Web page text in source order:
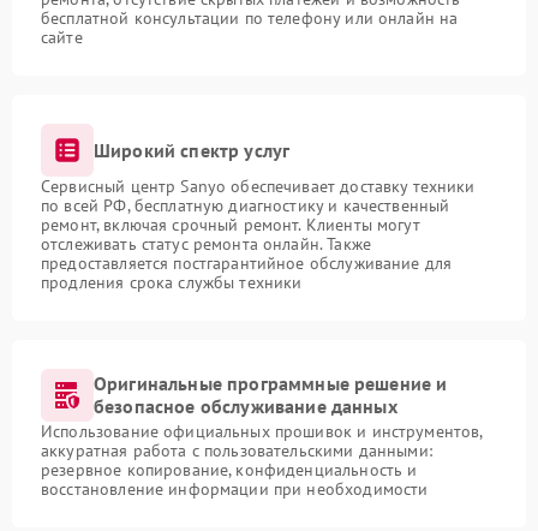
бесплатной консультации по телефону или онлайн на
сайте
Широкий спектр услуг
Сервисный центр Sanyo обеспечивает доставку техники
по всей РФ, бесплатную диагностику и качественный
ремонт, включая срочный ремонт. Клиенты могут
отслеживать статус ремонта онлайн. Также
предоставляется постгарантийное обслуживание для
продления срока службы техники
Оригинальные программные решение и
безопасное обслуживание данных
Использование официальных прошивок и инструментов,
аккуратная работа с пользовательскими данными:
резервное копирование, конфиденциальность и
восстановление информации при необходимости